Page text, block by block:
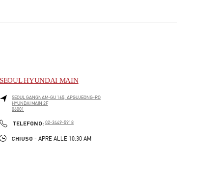
SEOUL HYUNDAI MAIN
SEOULGANGNAM-GU 165, APGUJEONG-RO
HYUNDAI MAIN 2F
06001
TELEFONO: PHONE
02-3449-5918
CHIUSO - APRE ALLE 10:30 AM